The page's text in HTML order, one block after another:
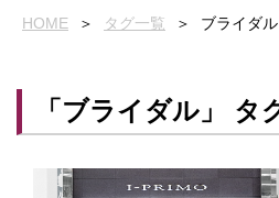
HOME ＞ タグ一覧 ＞ ブライダル
「ブライダル」 タ